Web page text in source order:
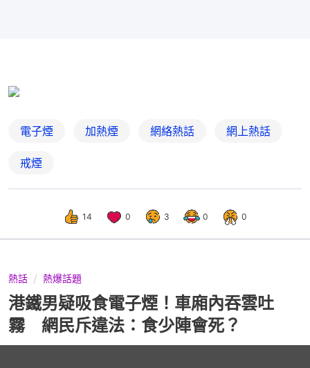
電子煙 加熱煙 網絡熱話 網上熱話
戒煙
14 0 3 0 0
熱話 熱爆話題
港鐵男疑吸食電子煙！車廂內吞雲吐
霧 網民斥違法：食少陣會死？